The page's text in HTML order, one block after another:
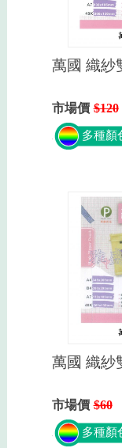
萬國 織紗
市場價 $120
多種顏
萬國 織紗
市場價 $60
多種顏